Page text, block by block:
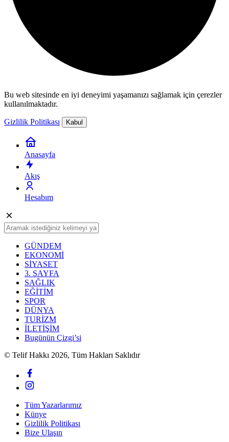
Bu web sitesinde en iyi deneyimi yaşamanızı sağlamak için çerezler
kullanılmaktadır.
Gizlilik Politikası Kabul
Anasayfa
Akış
Hesabım
GÜNDEM
EKONOMİ
SİYASET
3. SAYFA
SAĞLIK
EĞİTİM
SPOR
DÜNYA
TURİZM
İLETİŞİM
Bugünün Çizgi’si
© Telif Hakkı 2026, Tüm Hakları Saklıdır
Tüm Yazarlarımız
Künye
Gizlilik Politikası
Bize Ulaşın